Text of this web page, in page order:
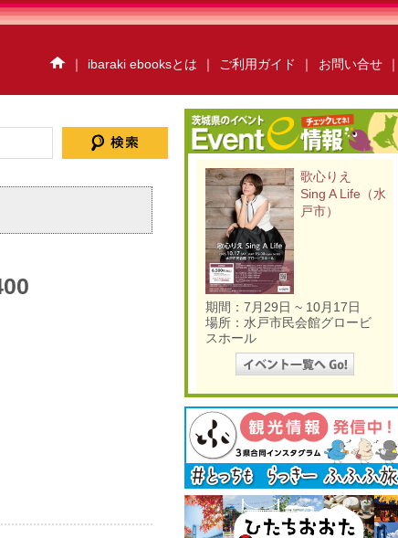
｜ ibaraki ebooksとは ｜ ご利用ガイド ｜ お問い合せ ｜
イベント情報 ハイスクールebooks
かみすebooks
だいごebooks
おおあらいebooks
ごかebooks
茨城県北ジオパークebooks
いばらき広報ナビ
アクアワールド・大洗ebooks
O-taful
ちっと行ってみっけ？
ウォーキングハイキング
いばらき防災の本棚
運営会社 ご利用ガイド
お問い合わせ 掲載の方法
セキュリティポリシー
歌心りえ
Sing A Life（水
戸市）
期間：7月29日 ~ 10月17日
場所：水戸市民会館グロービ
スホール